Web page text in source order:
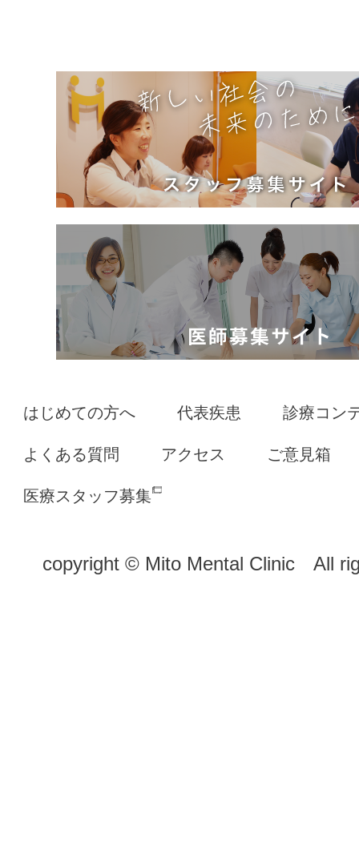
はじめての方へ 代表疾患 診療コン
よくある質問 アクセス ご意見箱
医療スタッフ募集
copyright © Mito Mental Clinic All